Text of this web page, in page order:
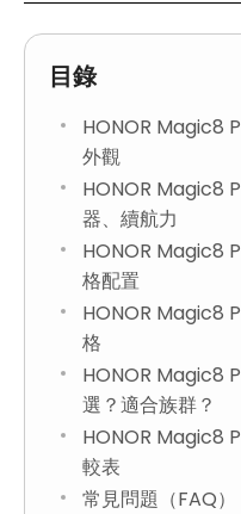
目錄
HONOR Magic8
外觀
HONOR Magic8
器、續航力
HONOR Magic8
格配置
HONOR Magic8
格
HONOR Magic8
選？適合族群？
HONOR Magic8
較表
常見問題（FAQ）